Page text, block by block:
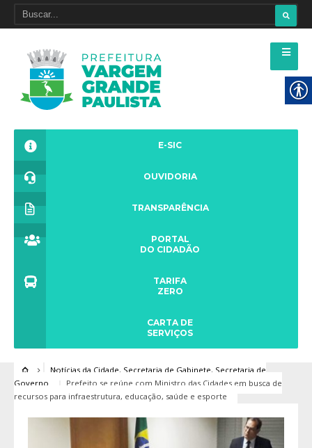
E-SIC
OUVIDORIA
TRANSPARÊNCIA
PORTAL
DO CIDADÃO
TARIFA
ZERO
CARTA DE
SERVIÇOS
Notícias da Cidade, Secretaria de Gabinete, Secretaria de
Governo
Prefeito se reúne com Ministro das Cidades em busca de
recursos para infraestrutura, educação, saúde e esporte